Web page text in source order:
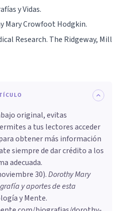
y Vidas.
Mary Crowfoot Hodgkin.
Research. The Ridgeway, Mill
original, evitas
a tus lectores acceder
obtener más información
siempre de dar crédito a los
adecuada.
30).Dorothy Mary
y aportes de esta
y Mente.